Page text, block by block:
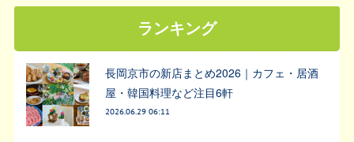
ランキング
長岡京市の新店まとめ2026｜カフェ・居酒
屋・韓国料理など注目6軒
2026.06.29 06:11